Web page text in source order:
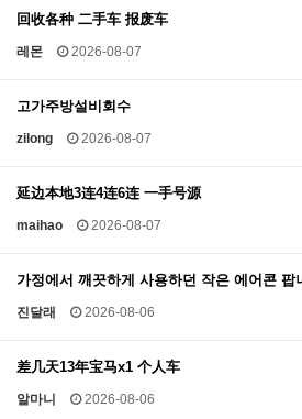
回收各种 二手车 报废车
레몬 2026-08-07
고가주방설비회수
zilong 2026-08-07
延边本地3连4连6连 一手号源
maihao 2026-08-07
가정에서 깨끗하게 사용하던 작은 에어콘 팝
진달래 2026-08-06
差几天13年宝马x1 个人车
알마니 2026-08-06